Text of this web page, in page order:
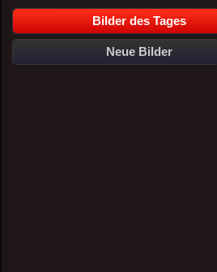
Bilder des Tages
Neue Bilder